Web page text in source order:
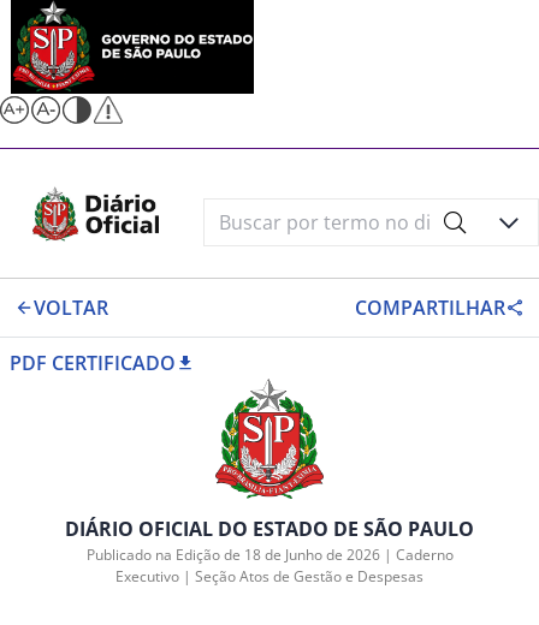
VOLTAR COMPARTILHAR
PDF CERTIFICADO
DIÁRIO OFICIAL DO ESTADO DE SÃO PAULO
Publicado na Edição de 18 de Junho de 2026 | Caderno
Executivo | Seção Atos de Gestão e Despesas